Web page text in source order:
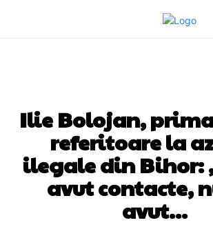
Ilie Bolojan,
referitoare la
ilegale din Bihor:
avut contacte,
avut…